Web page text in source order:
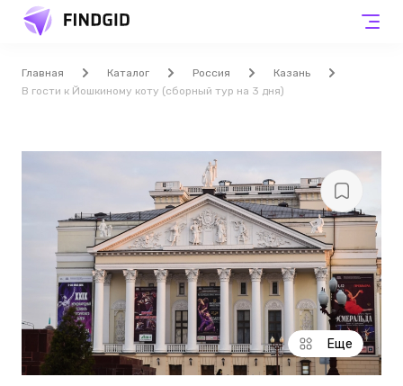
Главная Каталог Россия
Казань
В гости к Йошкиному коту (сборный тур на 3 дня)
Еще